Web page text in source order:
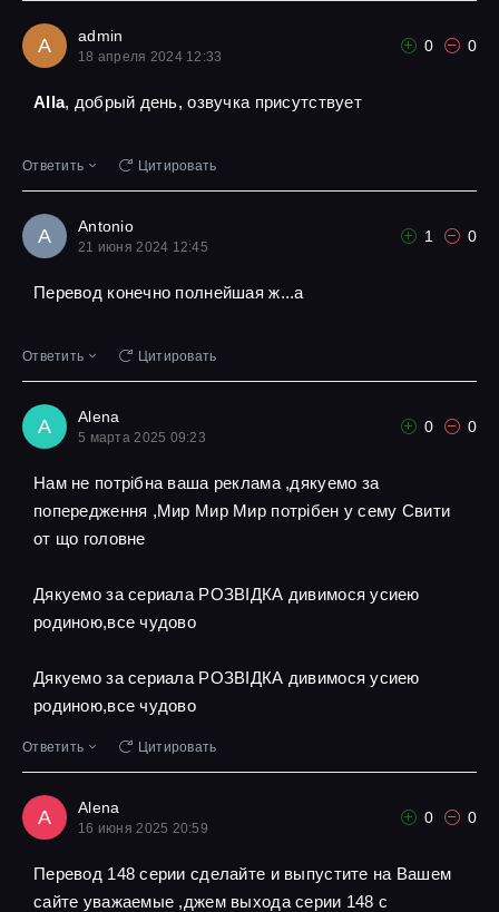
A admin
18 апреля 2024 12:33
0 0
Alla, добрый день, озвучка присутствует
Ответить Цитировать
A Antonio
21 июня 2024 12:45
1 0
Перевод конечно полнейшая ж...а
Ответить Цитировать
A Alena
5 марта 2025 09:23
0 0
Нам не потрібна ваша реклама ,дякуемо за
попередження ,Мир Мир Мир потрібен у сему Свити
от що головне
Дякуемо за сериала РОЗВІДКА дивимося усиею
родиною,все чудово
Дякуемо за сериала РОЗВІДКА дивимося усиею
родиною,все чудово
Ответить Цитировать
A Alena
16 июня 2025 20:59
0 0
Перевод 148 серии сделайте и выпустите на Вашем
сайте уважаемые ,джем выхода серии 148 с